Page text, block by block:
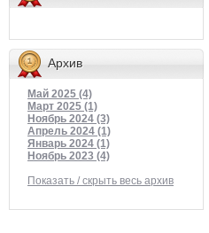
Архив
Май 2025 (4)
Март 2025 (1)
Ноябрь 2024 (3)
Апрель 2024 (1)
Январь 2024 (1)
Ноябрь 2023 (4)
Показать / скрыть весь архив